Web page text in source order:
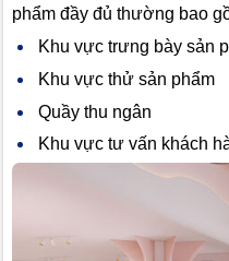
phẩm đầy đủ thường bao
Khu vực trưng bày sản
Khu vực thử sản phẩm
Quầy thu ngân
Khu vực tư vấn khách